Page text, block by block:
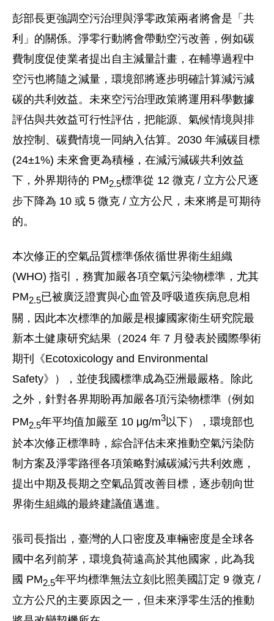
彭部長更強調空污治理與淨零政策兩者將會是「共
利」的關係。淨零行動將會帶動空污改善，例如碳
費制度促使業者提出自主減量計畫，在輔導過程中
空污也將隨之減量，環境部將逐步明確計算減污減
碳的共利效益。未來空污治理政策將運用科學數據
評估與共效益可行性評估，把能源、氣候情境與排
放控制、碳費情境一同納入估算。2030 年減碳目標
(24±1%) 未來會更為積極，在減污減碳共利效益
下，外界期待的 PM2.5標準從 12 微克 / 立方公尺逐
步下降為 10 或 5 微克 / 立方公尺，未來將是可期待
的。
本次修正的空氣品質標準係依循世界衛生組織
(WHO) 指引，務實加嚴各項空氣污染物標準，尤其
PM2.5已被廣泛證實與心血管及呼吸道疾病息息相
關，因此本次標準的加嚴是根據國家衛生研究院最
新本土健康研究結果（2024 年 7 月發表於國際學術
期刊《Ecotoxicology and Environmental
Safety》），並使我國標準成為亞洲最嚴格。除此
之外，針對各界期盼再加嚴各項污染物標準（例如
PM2.5年平均值加嚴至 10 μg/m3以下），環境部也
於本次修正標準時，綜合評估未來推動空氣污染防
制方案及淨零路徑各項策略對減碳減污共利效應，
提出中期及長期之空氣品質改善目標，逐步朝向世
界衛生組織的最終建議值邁進。
張司長指出，臺灣的人口密度及車輛密度是全球各
國中名列前茅，環境負荷遠高於其他國家，此為我
國 PM2.5年平均標準無法立刻比照美國訂定 9 微克 /
立方公尺的主要原因之一，但未來淨零生活的推動